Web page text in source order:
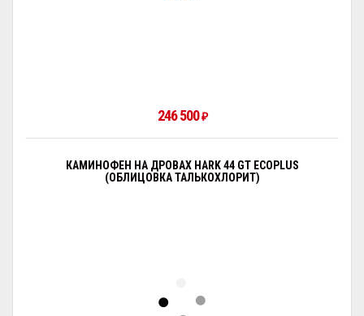
246 500 ₽
КАМИНОФЕН НА ДРОВАХ HARK 44 GT ECOPLUS
(ОБЛИЦОВКА ТАЛЬКОХЛОРИТ)